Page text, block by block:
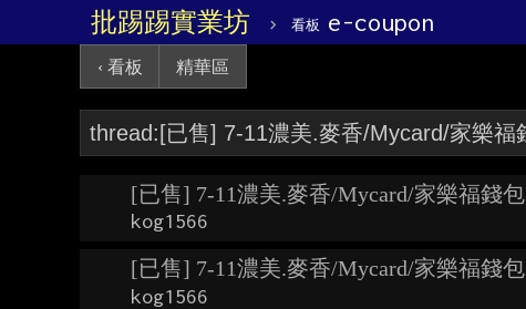
批踢踢實業坊 › 看板 e-coupon
‹ 看板 精華區
[已售] 7-11濃美.麥香/Mycard/家樂福錢包
kog1566
[已售] 7-11濃美.麥香/Mycard/家樂福錢包
kog1566